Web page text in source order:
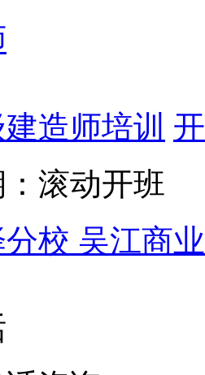
造师培训
滚动开班
校 吴江商